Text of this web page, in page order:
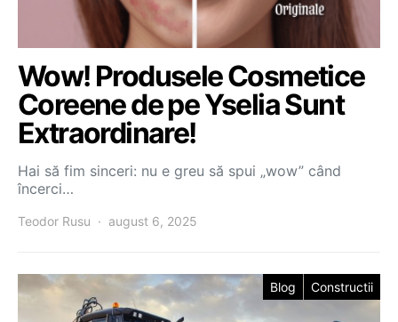
Wow! Produsele Cosmetice
Coreene de pe Yselia Sunt
Extraordinare!
Hai să fim sinceri: nu e greu să spui „wow” când
încerci…
Teodor Rusu august 6, 2025
Blog Constructii